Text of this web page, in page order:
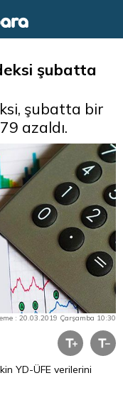
şubatta
şubatta bir
azaldı.
: 20.03.2019 Çarşamba 10:30
YD-ÜFE verilerini